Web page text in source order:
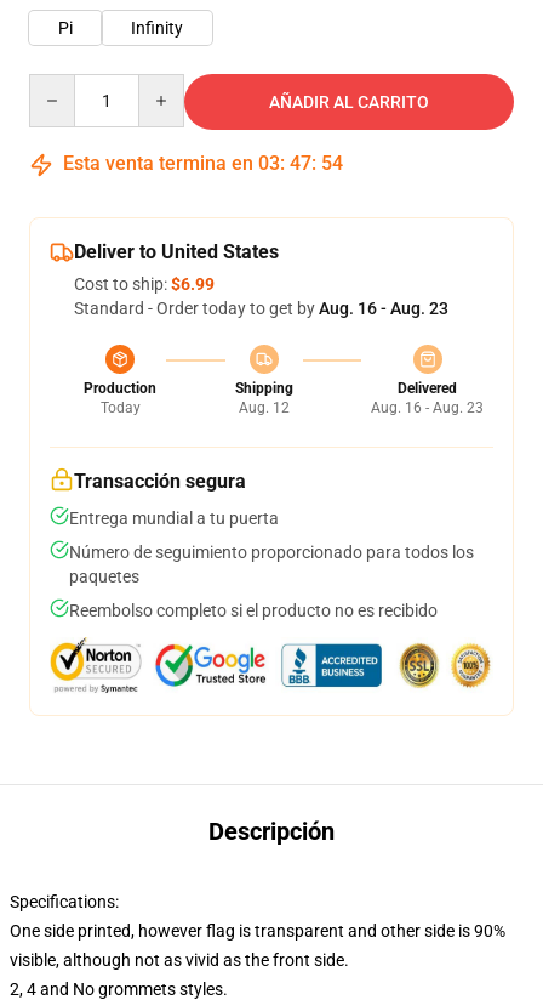
Pi
Infinity
AÑADIR AL CARRITO
Esta venta termina en 03: 47: 54
Deliver to United States
Cost to ship:$6.99
Standard - Order today to get byAug. 16 - Aug. 23
Production
Today
Shipping
Aug. 12
Delivered
Aug. 16 - Aug. 23
Transacción segura
Entrega mundial a tu puerta
Número de seguimiento proporcionado para todos los
paquetes
Reembolso completo si el producto no es recibido
Descripción
Specifications:
One side printed, however flag is transparent and other side is 90%
visible, although not as vivid as the front side.
2, 4 and No grommets styles.